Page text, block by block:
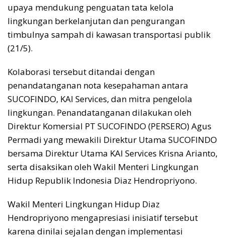
upaya mendukung penguatan tata kelola
lingkungan berkelanjutan dan pengurangan
timbulnya sampah di kawasan transportasi publik
(21/5).
Kolaborasi tersebut ditandai dengan
penandatanganan nota kesepahaman antara
SUCOFINDO, KAI Services, dan mitra pengelola
lingkungan. Penandatanganan dilakukan oleh
Direktur Komersial PT SUCOFINDO (PERSERO) Agus
Permadi yang mewakili Direktur Utama SUCOFINDO
bersama Direktur Utama KAI Services Krisna Arianto,
serta disaksikan oleh Wakil Menteri Lingkungan
Hidup Republik Indonesia Diaz Hendropriyono.
Wakil Menteri Lingkungan Hidup Diaz
Hendropriyono mengapresiasi inisiatif tersebut
karena dinilai sejalan dengan implementasi